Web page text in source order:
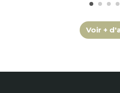
Voir +